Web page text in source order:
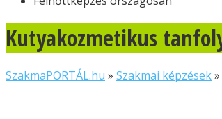
Kutyakozmetikus
SzakmaPORTÁL.hu » Szakmai képzések»